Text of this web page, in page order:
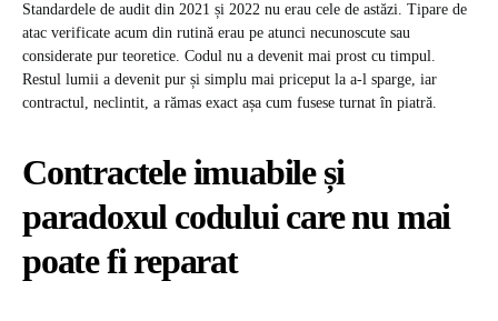
Standardele de audit din 2021 și 2022 nu erau cele de astăzi. Tipare de
atac verificate acum din rutină erau pe atunci necunoscute sau
considerate pur teoretice. Codul nu a devenit mai prost cu timpul.
Restul lumii a devenit pur și simplu mai priceput la a-l sparge, iar
contractul, neclintit, a rămas exact așa cum fusese turnat în piatră.
Contractele imuabile și
paradoxul codului care nu mai
poate fi reparat